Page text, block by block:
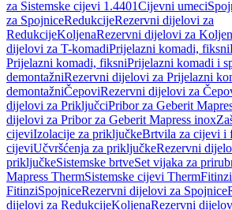
za Sistemske cijevi 1.4401Cijevni umeci
za SpojniceRedukcijeRezervni dijelovi za
RedukcijeKoljenaRezervni dijelovi za
dijelovi za T-komadiPrijelazni komadi, fiksni
Prijelazni komadi, fiksniPrijelazni komadi i
demontažniRezervni dijelovi za Prijelazni
demontažniČepoviRezervni dijelovi za
dijelovi za PriključciPribor za Geberit
dijelovi za Pribor za Geberit Mapress inox
cijeviIzolacije za priključkeBrtvila za cijevi i
cijeviUčvršćenja za priključkeRezervni
priključkeSistemske brtveSet vijaka za
Mapress ThermSistemske cijevi ThermFitinzi
FitinziSpojniceRezervni dijelovi za Spojnice
dijelovi za RedukcijeKoljenaRezervni